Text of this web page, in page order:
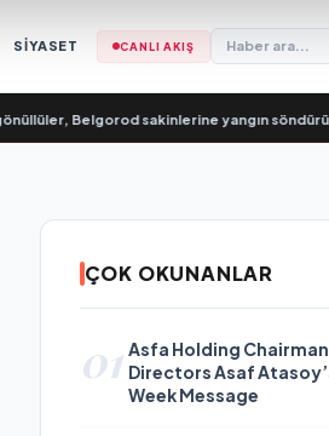
SİYASET CANLI AKIŞ
Belgorod sakinlerine yangın söndürücüler
ÇOK OKUNANLAR
01 Asfa Holding
Directors Asaf
Week Message